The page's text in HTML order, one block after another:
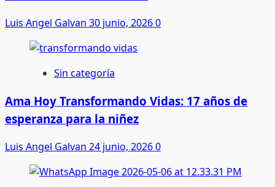
Luis Angel Galvan 30 junio, 20260
Sin categoría
Ama Hoy Transformando Vidas: 17 años de
esperanza para la niñez
Luis Angel Galvan 24 junio, 20260